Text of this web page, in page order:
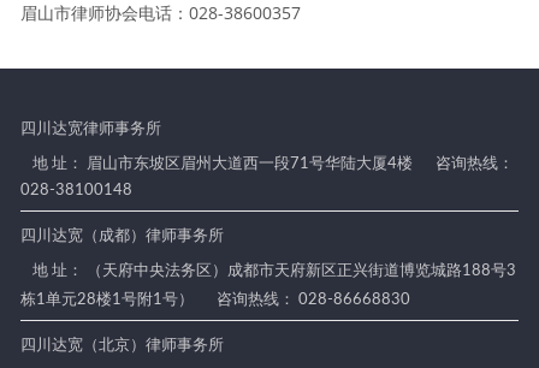
眉山市律师协会电话：028-38600357
四川达宽律师事务所
地 址： 眉山市东坡区眉州大道西一段71号华陆大厦4楼
咨询热线：
028-38100148
四川达宽（成都）律师事务所
地 址： （天府中央法务区）成都市天府新区正兴街道博览城路188号3
栋1单元28楼1号附1号）
咨询热线： 028-86668830
四川达宽（北京）律师事务所